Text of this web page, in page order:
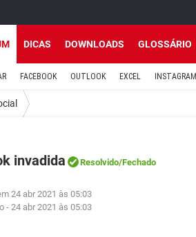
DICAS DOWNLOADS GLOSSÁRIO
FACEBOOK OUTLOOK EXCEL INSTAGRAM
invadida Resolvido/Fechado
24 abr 2021 às 05:03
-24 abr 2021 às 05:03